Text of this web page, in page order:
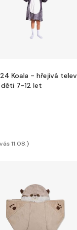
Koala - hřejivá
7-12 let
11.08.)